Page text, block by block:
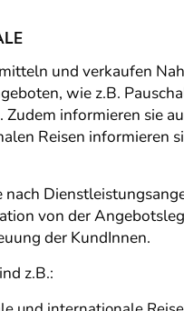
und verkaufen
wie z.B.
Zudem informieren sie
Reisen informieren
von der
der KundInnen.
z.B.: